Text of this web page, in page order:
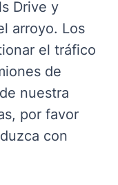
Drive y
arroyo. Los
el tráfico
de
nuestra
por favor
con